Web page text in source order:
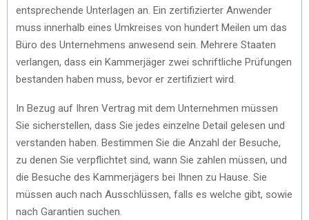
entsprechende Unterlagen an. Ein zertifizierter Anwender
muss innerhalb eines Umkreises von hundert Meilen um das
Büro des Unternehmens anwesend sein. Mehrere Staaten
verlangen, dass ein Kammerjäger zwei schriftliche Prüfungen
bestanden haben muss, bevor er zertifiziert wird.
In Bezug auf Ihren Vertrag mit dem Unternehmen müssen
Sie sicherstellen, dass Sie jedes einzelne Detail gelesen und
verstanden haben. Bestimmen Sie die Anzahl der Besuche,
zu denen Sie verpflichtet sind, wann Sie zahlen müssen, und
die Besuche des Kammerjägers bei Ihnen zu Hause. Sie
müssen auch nach Ausschlüssen, falls es welche gibt, sowie
nach Garantien suchen.